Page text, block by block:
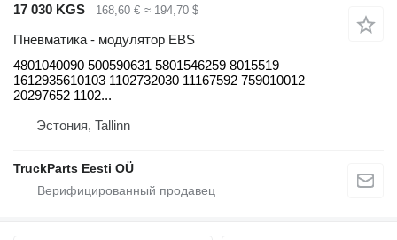
17 030 KGS 168,60 € ≈ 194,70 $
Пневматика - модулятор EBS
4801040090 500590631 5801546259 8015519
1612935610103 1102732030 11167592 759010012
20297652 1102...
Эстония, Tallinn
TruckParts Eesti OÜ